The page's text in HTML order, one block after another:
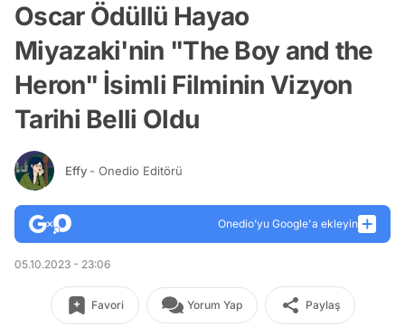
Oscar Ödüllü Hayao
Miyazaki'nin "The Boy and the
Heron" İsimli Filminin Vizyon
Tarihi Belli Oldu
Effy - Onedio Editörü
Onedio’yu Google'a ekleyin
05.10.2023 - 23:06
Favori Yorum Yap Paylaş